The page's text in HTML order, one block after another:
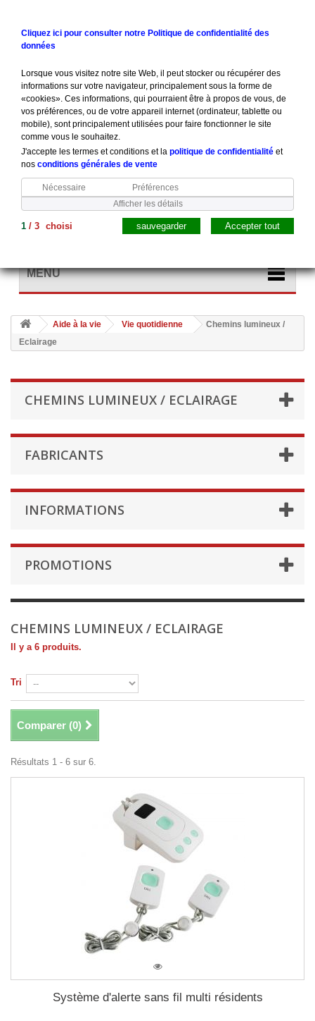
MENU
Aide à la vie Vie quotidienne
Chemins lumineux /
Eclairage
CHEMINS LUMINEUX / ECLAIRAGE
FABRICANTS
INFORMATIONS
PROMOTIONS
CHEMINS LUMINEUX / ECLAIRAGE
Il y a 6 produits.
Tri
Comparer (0)
Résultats 1 - 6 sur 6.
Système d'alerte sans fil multi résidents
Cliquez ici pour consulter notre Politique de confidentialité des
données
Lorsque vous visitez notre site Web, il peut stocker ou récupérer des
informations sur votre navigateur, principalement sous la forme de
«cookies». Ces informations, qui pourraient être à propos de vous, de
vos préférences, ou de votre appareil internet (ordinateur, tablette ou
mobile), sont principalement utilisées pour faire fonctionner le site
comme vous le souhaitez.
J'accepte les termes et conditions et lapolitique de confidentialité et
nos conditions générales de vente
Nécessaire
Préférences
Afficher les détails
1 /3 choisi Accepter tout
sauvegarder